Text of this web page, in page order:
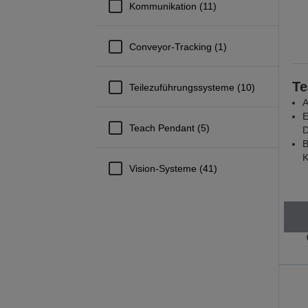
Kommunikation (11)
Conveyor-Tracking (1)
Teilezuführungssysteme (10)
Teach Pendant (5)
Vision-Systeme (41)